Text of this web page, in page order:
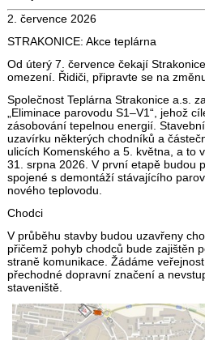
2. července 2026
STRAKONICE: Akce teplárna
Od úterý 7. července čekají
omezení. Řidiči, připravte se na
Společnost Teplárna Strakonice a.s.
„Eliminace parovodu S1–V1“, jehož
zásobování tepelnou energií.
uzavírku některých chodníků a
ulicích Komenského a 5. května, a to
31. srpna 2026. V první etapě budou
spojené s demontáží stávajícího
nového teplovodu.
Chodci
V průběhu stavby budou uzavřeny
přičemž pohyb chodců bude zajištěn
straně komunikace. Žádáme
přechodné dopravní značení a
staveniště.